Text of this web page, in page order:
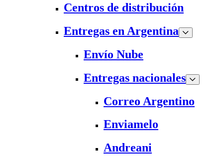
Centros de distribución
Entregas en Argentina
Envío Nube
Entregas nacionales
Correo Argentino
Enviamelo
Andreani